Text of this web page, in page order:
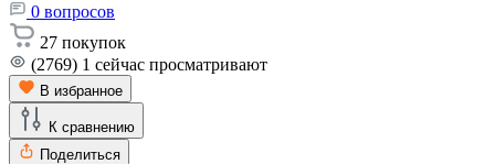
0 вопросов
27 покупок
(2769) 1 сейчас просматривают
В избранное
К сравнению
Поделиться